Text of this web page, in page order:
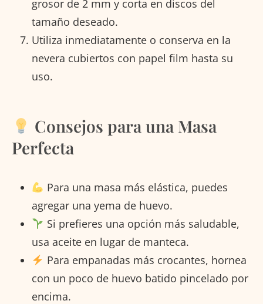
grosor de 2 mm y corta en discos del
tamaño deseado.
Utiliza inmediatamente o conserva en la
nevera cubiertos con papel film hasta su
uso.
Consejos para una Masa
Perfecta
Para una masa más elástica, puedes
agregar una yema de huevo.
Si prefieres una opción más saludable,
usa aceite en lugar de manteca.
Para empanadas más crocantes, hornea
con un poco de huevo batido pincelado por
encima.